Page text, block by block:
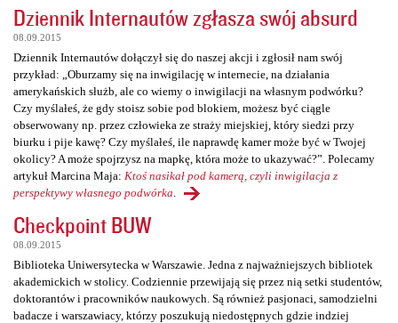
Dziennik Internautów zgłasza swój absurd
08.09.2015
Dziennik Internautów dołączył się do naszej akcji i zgłosił nam swój
przykład: „Oburzamy się na inwigilację w internecie, na działania
amerykańskich służb, ale co wiemy o inwigilacji na własnym podwórku?
Czy myślałeś, że gdy stoisz sobie pod blokiem, możesz być ciągle
obserwowany np. przez człowieka ze straży miejskiej, który siedzi przy
biurku i pije kawę? Czy myślałeś, ile naprawdę kamer może być w Twojej
okolicy? A może spojrzysz na mapkę, która może to ukazywać?”. Polecamy
artykuł Marcina Maja: Ktoś nasikał pod kamerą, czyli inwigilacja z
perspektywy własnego podwórka
Checkpoint BUW
08.09.2015
Biblioteka Uniwersytecka w Warszawie. Jedna z najważniejszych bibliotek
akademickich w stolicy. Codziennie przewijają się przez nią setki studentów,
doktorantów i pracowników naukowych. Są również pasjonaci, samodzielni
badacze i warszawiacy, którzy poszukują niedostępnych gdzie indziej